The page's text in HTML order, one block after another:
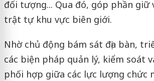
đối tượng... Qua đó, góp phần giữ
trật tự khu vực biên giới.
Nhờ chủ động bám sát địa bàn,
các biện pháp quản lý, kiểm soát
phối hợp giữa các lực lượng chức